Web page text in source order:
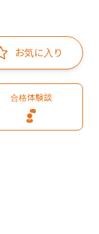
お気に入り
合格体験談